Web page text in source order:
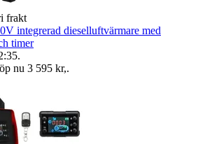
frakt
integrerad dieselluftvärmare med
timer
.
nu 3 595 kr,.